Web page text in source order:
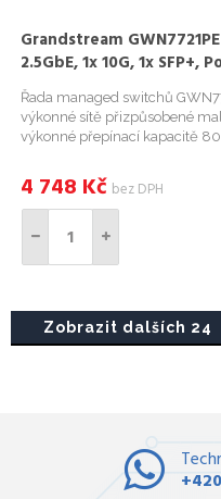
Grandstream
2.5GbE, 1x 10G, 1x SFP+,
Řada managed switchů
výkonné sítě přizpůsobené
výkonné přepínací kapacitě
skutečn...
4 748 Kč bez DPH
Zobrazit dalších 24